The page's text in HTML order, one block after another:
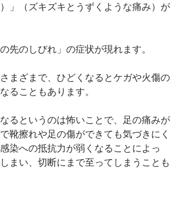
）」（ズキズキとうずくような痛み）が
先のしびれ」の症状が現れます。
まざまで、ひどくなるとケガや火傷の
ることもあります。
るというのは怖いことで、足の痛みが
靴擦れや足の傷ができても気づきにく
染への抵抗力が弱くなることによっ
まい、切断にまで至ってしまうことも